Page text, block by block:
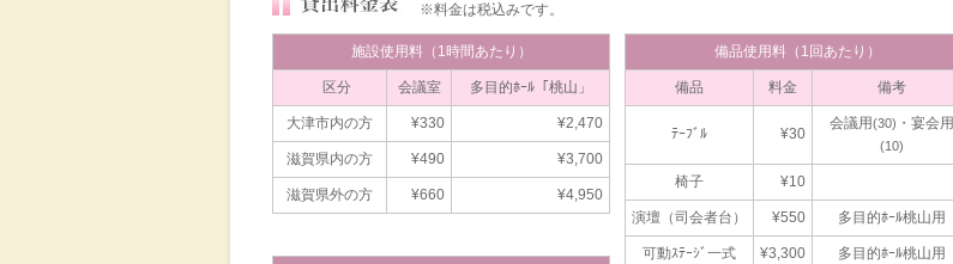
※料金は税込みです。
施設使用料（1時間あたり）
区分 会議室 多目的ﾎｰﾙ「桃山」
大津市内の方 ¥330 ¥2,470
滋賀県内の方 ¥490 ¥3,700
滋賀県外の方 ¥660 ¥4,950
備品使用料（1回あたり）
備品 料金 備考
ﾃｰﾌﾞﾙ ¥30
会議用(30) ・宴会用
(10)
椅子 ¥10
演壇（司会者台） ¥550 多目的ﾎｰﾙ桃山用
可動ｽﾃｰｼﾞ一式 ¥3,300 多目的ﾎｰﾙ桃山用